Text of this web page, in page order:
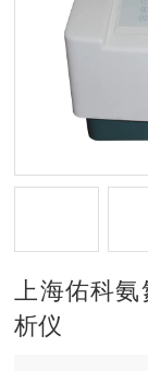
上海佑科氨
析仪